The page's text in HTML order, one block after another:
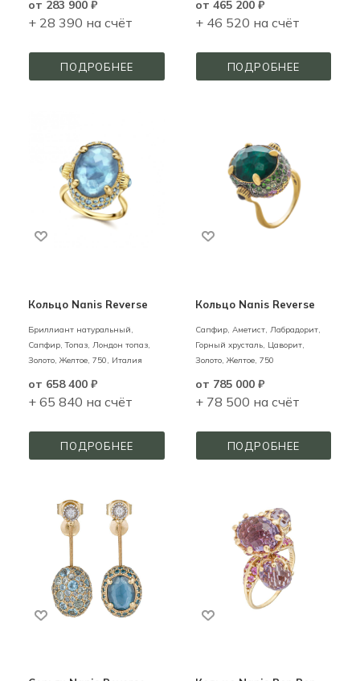
от 283 900 ₽
+ 28 390 на счёт
ПОДРОБНЕЕ
от 465 200 ₽
+ 46 520 на счёт
ПОДРОБНЕЕ
Кольцо Nanis Reverse
Бриллиант натуральный,
Сапфир, Топаз, Лондон топаз,
Золото, Желтое, 750, Италия
от 658 400 ₽
+ 65 840 на счёт
ПОДРОБНЕЕ
Кольцо Nanis Reverse
Сапфир, Аметист, Лабрадорит,
Горный хрусталь, Цаворит,
Золото, Желтое, 750
от 785 000 ₽
+ 78 500 на счёт
ПОДРОБНЕЕ